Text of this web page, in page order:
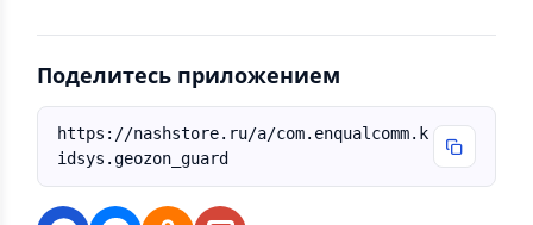
Поделитесь приложением
https://nashstore.ru/a/com.enqualcomm.k
idsys.geozon_guard